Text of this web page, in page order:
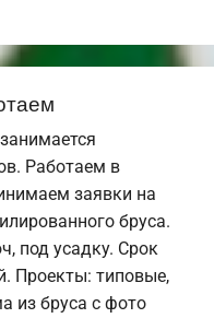
Работаем в
заявки на
бруса.
под усадку. Срок
Проекты: типовые,
из бруса с фото